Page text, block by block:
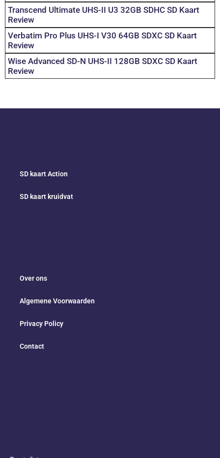
Transcend Ultimate UHS-II U3 32GB SDHC SD Kaart
Review
Verbatim Pro Plus UHS-I V30 64GB SDXC SD Kaart
Review
Wise Advanced SD-N UHS-II 128GB SDXC SD Kaart
Review
SD kaart Action
SD kaart kruidvat
Over ons
Algemene Voorwaarden
Privacy Policy
Contact